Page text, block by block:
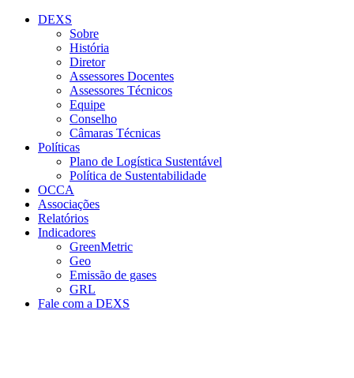
Conteúdo principal
DEXS
Sobre
História
Diretor
Assessores Docentes
Assessores Técnicos
Equipe
Conselho
Câmaras Técnicas
Políticas
Plano de Logística Sustentável
Política de Sustentabilidade
OCCA
Associações
Relatórios
Indicadores
GreenMetric
Geo
Emissão de gases
GRL
Fale com a DEXS